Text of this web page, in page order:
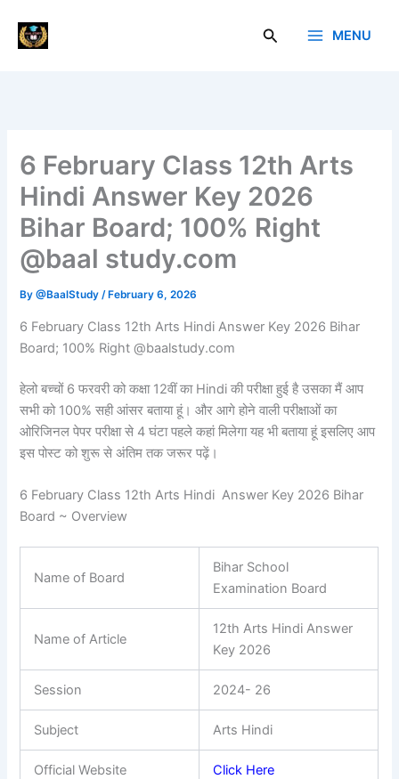
content
Search MENU
6 February Class 12th Arts
Hindi Answer Key 2026
Bihar Board; 100% Right
@baal study.com
By@BaalStudy/ February 6, 2026
6 February Class 12th Arts Hindi Answer Key 2026 Bihar
Board; 100% Right @baalstudy.com
हेलो बच्चों 6 फरवरी को कक्षा 12वीं का Hindi की परीक्षा हुई है उसका मैं आप
सभी को 100% सही आंसर बताया हूं। और आगे होने वाली परीक्षाओं का
ओरिजिनल पेपर परीक्षा से 4 घंटा पहले कहां मिलेगा यह भी बताया हूं इसलिए आप
इस पोस्ट को शुरू से अंतिम तक जरूर पढ़ें।
6 February Class 12th Arts Hindi Answer Key 2026 Bihar
Board ~ Overview
Name of Board
Bihar School
Examination Board
Name of Article
12th Arts Hindi Answer
Key 2026
Session 2024- 26
Subject Arts Hindi
Official Website Click Here